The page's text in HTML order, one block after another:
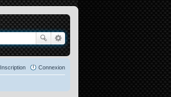
Connexion
Inscription